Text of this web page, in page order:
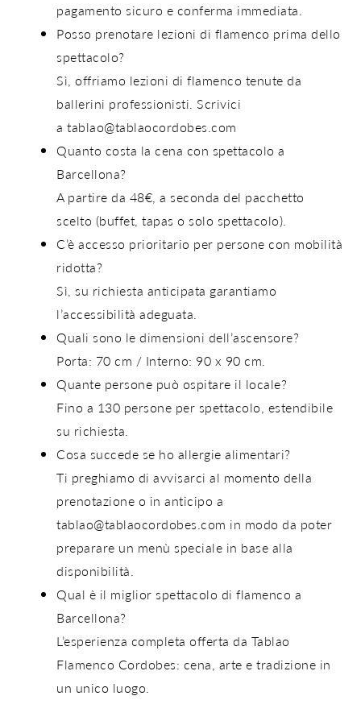
pagamento sicuro e conferma immediata.
Posso prenotare lezioni di flamenco prima dello
spettacolo?
Sì, offriamo lezioni di flamenco tenute da
ballerini professionisti. Scrivici
atablao@tablaocordobes.com
Quanto costa la cena con spettacolo a
Barcellona?
A partire da 48€, a seconda del pacchetto
scelto (buffet, tapas o solo spettacolo).
C’è accesso prioritario per persone con mobilità
ridotta?
Sì, su richiesta anticipata garantiamo
l’accessibilità adeguata.
Quali sono le dimensioni dell’ascensore?
Porta: 70 cm / Interno: 90 x 90 cm.
Quante persone può ospitare il locale?
Fino a 130 persone per spettacolo, estendibile
su richiesta.
Cosa succede se ho allergie alimentari?
Ti preghiamo di avvisarci al momento della
prenotazione o in anticipo a
tablao@tablaocordobes.com in modo da poter
preparare un menù speciale in base alla
disponibilità.
Qual è il miglior spettacolo di flamenco a
Barcellona?
L’esperienza completa offerta da Tablao
Flamenco Cordobes: cena, arte e tradizione in
un unico luogo.